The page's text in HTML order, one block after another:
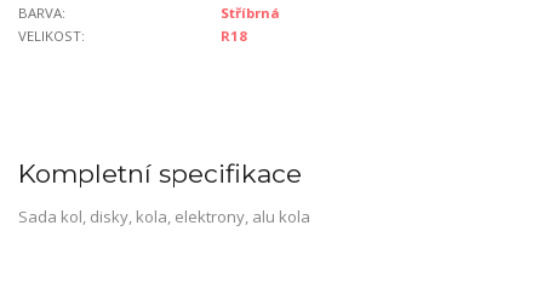
BARVA:
Stříbrná
VELIKOST:
R18
Kompletní specifikace
Sada kol, disky, kola, elektrony, alu kola